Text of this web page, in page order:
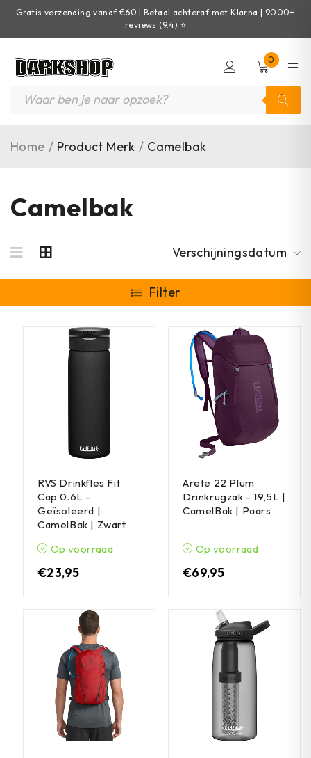
Gratis verzending vanaf €60 | Betaal achteraf met Klarna | 9000+
reviews (9.4) ⭐
0
Home / Product Merk / Camelbak
Camelbak
Verschijningsdatum
Filter
RVS Drinkfles Fit
Cap 0.6L -
Geïsoleerd |
CamelBak | Zwart
Op voorraad
€23,95
Arete 22 Plum
Drinkrugzak - 19,5L |
CamelBak | Paars
Op voorraad
€69,95